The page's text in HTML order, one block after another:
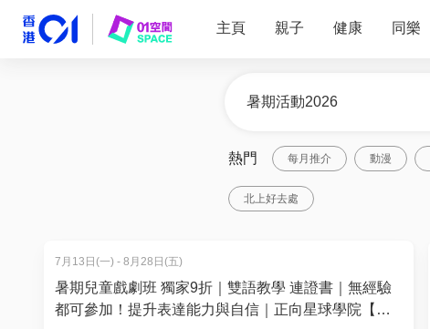
主頁 親子 健康 同樂
熱門 每月推介 動漫
北上好去處
7月13日(一) - 8月28日(五)
暑期兒童戲劇班 獨家9折｜雙語教學 連證書｜無經驗
都可參加！提升表達能力與自信｜正向星球學院【推